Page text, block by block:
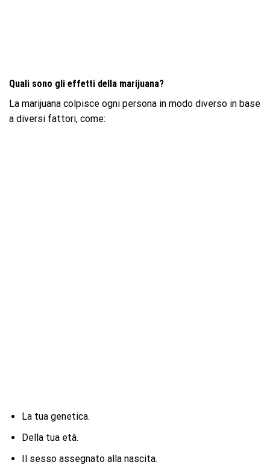
Quali sono gli effetti della marijuana?
La marijuana colpisce ogni persona in modo diverso in base
a diversi fattori, come:
La tua genetica.
Della tua età.
Il sesso assegnato alla nascita.